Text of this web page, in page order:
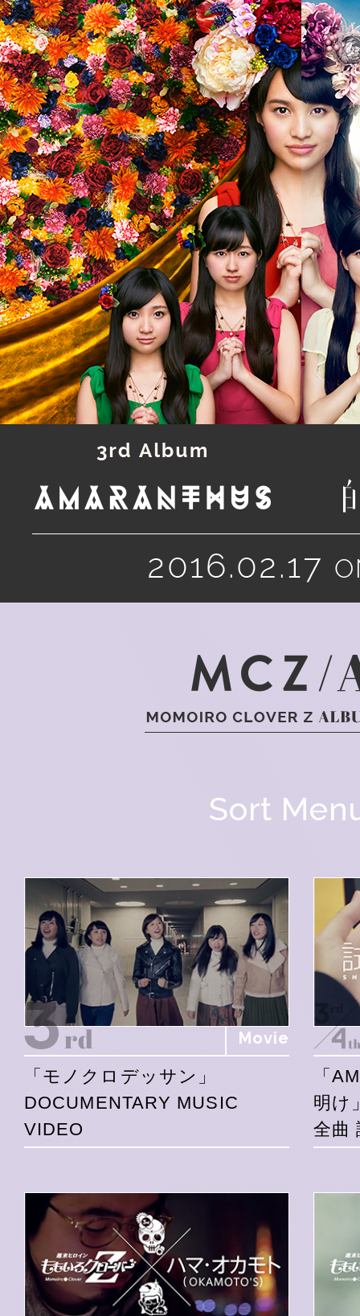
Sort
Movie
「モノクロデッサン」
DOCUMENTARY MUSIC
VIDEO
「
明け
全曲